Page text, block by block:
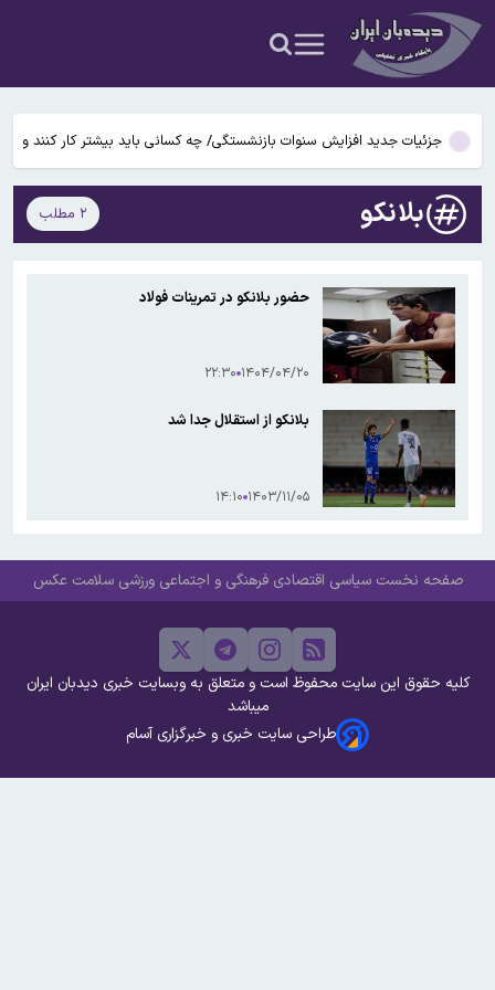
عکس و فیلم
یافته جدید: سرعت گرمایش جهانی در یک دهه گذشته تقریباً دو برابر
شده است
جزئیات جدید افزایش سنوات بازنشستگی/ چه کسانی باید بیشتر کار کنند و
چه افرادی معاف هستند؟
آتش‌سوزی مرگبار در مجتمع تجاری سعیدیه همدان
دانشمندان راز آبشار خونین جنوبگان را کشف کردند
عکس و فیلم
یافته جدید: سرعت گرمایش جهانی در یک دهه گذشته تقریباً دو برابر
شده است
جزئیات جدید افزایش سنوات بازنشستگی/ چه کسانی باید بیشتر کار کنند و
چه افرادی معاف هستند؟
بلانکو ۲ مطلب
حضور بلانکو در تمرینات فولاد
۱۴۰۴/۰۴/۲۰ ۲۲:۳۰
بلانکو از استقلال جدا شد
۱۴۰۳/۱۱/۰۵ ۱۴:۱۰
صفحه نخست سیاسی اقتصادی فرهنگی و اجتماعی ورزشی سلامت عکس
کلیه حقوق این سایت محفوظ است و متعلق به وبسایت خبری دیدبان ایران
میباشد
طراحی سایت خبری و خبرگزاری آسام